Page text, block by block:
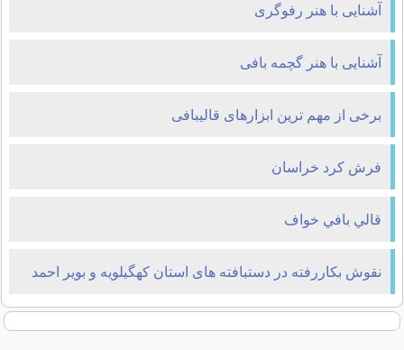
آشنایی با هنر رفوگری
آشنایی با هنر گچمه بافی
برخى از مهم ترين ابزارهای قاليبافى
فرش کرد خراسان
قالي بافي خواف
نقوش بکاررفته در دستبافته های استان کهگیلویه و بویر احمد